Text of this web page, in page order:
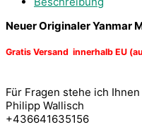
Neuer Originaler Yanmar
Gratis Versand innerhalb EU
Für Fragen stehe ich
Philipp Wallisch
+436641635156